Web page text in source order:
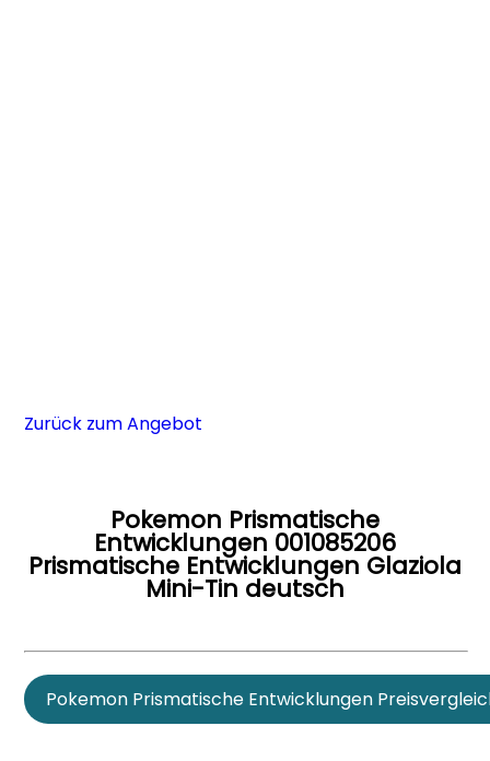
Zurück zum Angebot
Pokemon Prismatische
Entwicklungen 001085206
Prismatische Entwicklungen Glaziola
Mini-Tin deutsch
Pokemon Prismatische Entwicklungen